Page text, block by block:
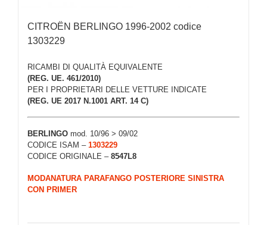
CITROËN BERLINGO 1996-2002 codice
1303229
RICAMBI DI QUALITÀ EQUIVALENTE
(REG. UE. 461/2010)
PER I PROPRIETARI DELLE VETTURE INDICATE
(REG. UE 2017 N.1001 ART. 14 C)
BERLINGO mod. 10/96 > 09/02
CODICE ISAM – 1303229
CODICE ORIGINALE – 8547L8
MODANATURA PARAFANGO POSTERIORE SINISTRA
CON PRIMER